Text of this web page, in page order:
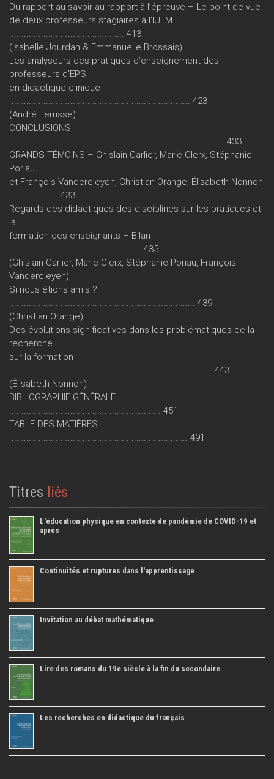
Du rapport au savoir au rapport à l’épreuve – Le point de vue
de deux professeurs stagiaires à l’IUFM
............................................... 413
(Isabelle Jourdan & Emmanuelle Brossais)
Les analyseurs des pratiques d’enseignement des
professeurs d’EPS
en didactique clinique
.......................................................................... 423
(André Terrisse)
CONCLUSIONS
........................................................................................ 433
GRANDS TÉMOINS – Ghislain Carlier, Marie Clerx, Stéphanie
Poriau
et François Vandercleyen, Christian Orange, Élisabeth Nonnon
.................... 433
Regards des didactiques des disciplines sur les pratiques et
la
formation des enseignants – Bilan
...................................................... 435
(Ghislain Carlier, Marie Clerx, Stéphanie Poriau, François
Vandercleyen)
Si nous étions amis ?
............................................................................ 439
(Christian Orange)
Des évolutions significatives dans les problématiques de la
recherche
sur la formation
................................................................................... 443
(Élisabeth Nonnon)
BIBLIOGRAPHIE GÉNÉRALE
.............................................................. 451
TABLE DES MATIÈRES
......................................................................... 491
Titres liés
L'éducation physique en contexte de pandémie de COVID-19 et
après
Continuités et ruptures dans l'apprentissage
Invitation au débat mathématique
Lire des romans du 19e siècle à la fin du secondaire
Les recherches en didactique du français